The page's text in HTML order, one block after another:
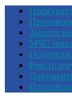
Защита
МЧС
Реестр